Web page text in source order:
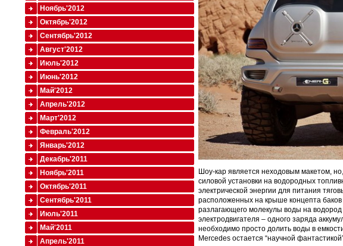
Шоу-кар является неходовым макетом,
силовой установки на водородных
электрической энергии для питания
расположенных на крыше концепта баков
разлагающего молекулы воды на
электродвигателя – одного заряда
необходимо просто долить воды в
Mercedes остается “научной
Ноябрь'2012
Октябрь'2012
Сентябрь'2012
Август'2012
Июль'2012
Июнь'2012
Май'2012
Апрель'2012
Март'2012
Февраль'2012
Январь'2012
Декабрь'2011
Ноябрь'2011
Октябрь'2011
Сентябрь'2011
Июль'2011
Май'2011
Апрель'2011